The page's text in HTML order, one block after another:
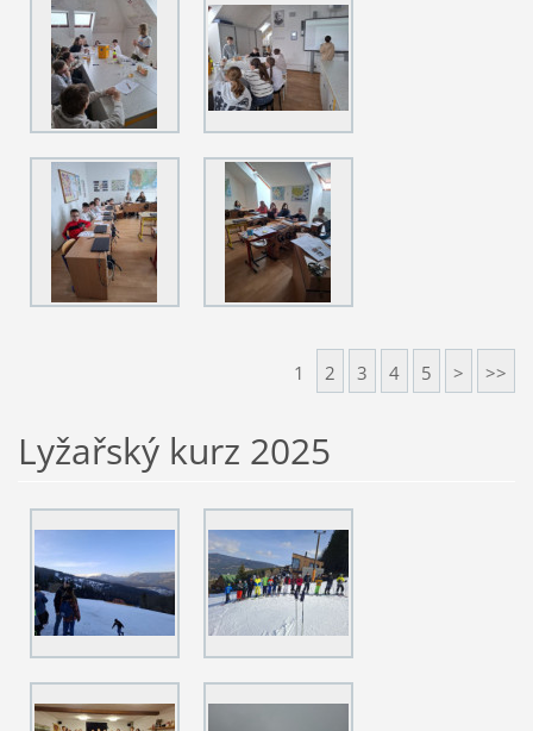
1 2 3 4 5 > >>
Lyžařský kurz 2025